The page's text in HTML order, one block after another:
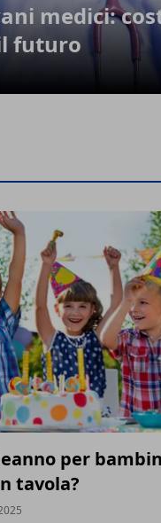
medici:
futuro
per
tavola?